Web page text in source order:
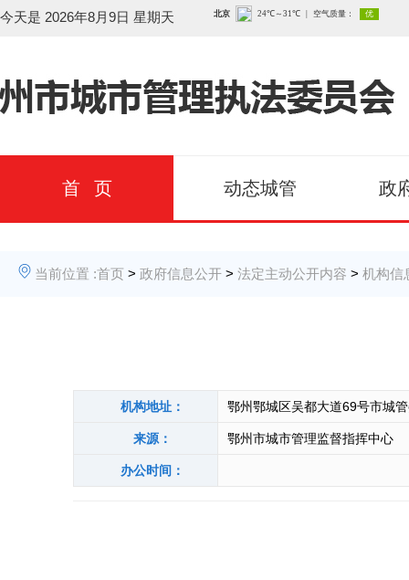
今天是 2026年8月9日 星期天
首 页 动态城管 政
当前位置 :首页 > 政府信息公开 > 法定主动公开内容 > 机构信
机构地址： 鄂州鄂城区吴都大道69号市城
来源： 鄂州市城市管理监督指挥中心
办公时间：